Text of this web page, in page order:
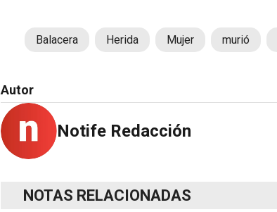
Balacera Herida Mujer murió
Autor
Notife Redacción
NOTAS RELACIONADAS